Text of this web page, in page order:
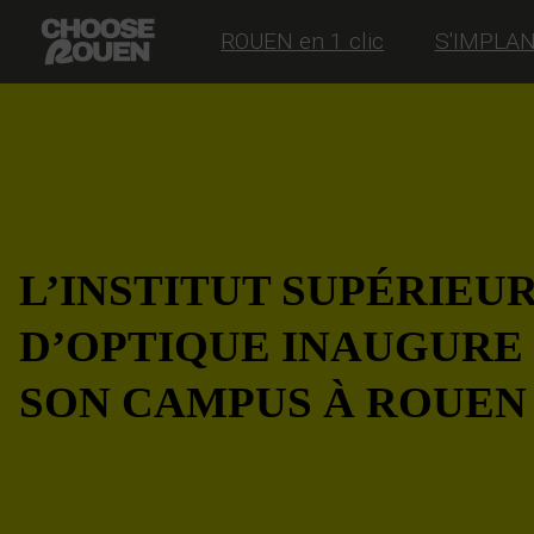
ROUEN en 1 clic
L’INSTITUT
D’OPTIQUE INAUGURE
SON CAMPUS À ROUEN